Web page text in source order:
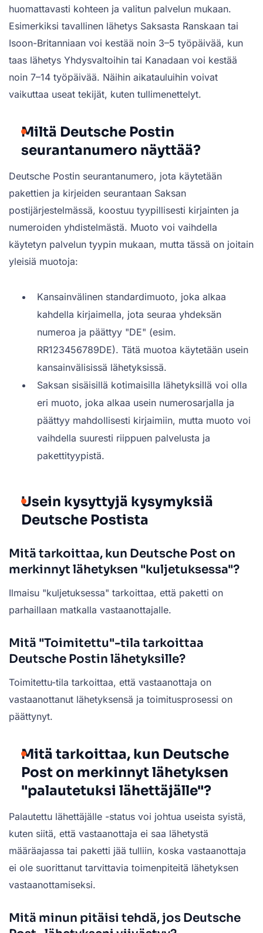
huomattavasti kohteen ja valitun palvelun mukaan.
Esimerkiksi tavallinen lähetys Saksasta Ranskaan tai
Isoon-Britanniaan voi kestää noin 3–5 työpäivää, kun
taas lähetys Yhdysvaltoihin tai Kanadaan voi kestää
noin 7–14 työpäivää. Näihin aikatauluihin voivat
vaikuttaa useat tekijät, kuten tullimenettelyt.
Miltä Deutsche Postin
seurantanumero näyttää?
Deutsche Postin seurantanumero, jota käytetään
pakettien ja kirjeiden seurantaan Saksan
postijärjestelmässä, koostuu tyypillisesti kirjainten ja
numeroiden yhdistelmästä. Muoto voi vaihdella
käytetyn palvelun tyypin mukaan, mutta tässä on joitain
yleisiä muotoja:
Kansainvälinen standardimuoto, joka alkaa
kahdella kirjaimella, jota seuraa yhdeksän
numeroa ja päättyy "DE" (esim.
RR123456789DE). Tätä muotoa käytetään usein
kansainvälisissä lähetyksissä.
Saksan sisäisillä kotimaisilla lähetyksillä voi olla
eri muoto, joka alkaa usein numerosarjalla ja
päättyy mahdollisesti kirjaimiin, mutta muoto voi
vaihdella suuresti riippuen palvelusta ja
pakettityypistä.
Usein kysyttyjä kysymyksiä
Deutsche Postista
Mitä tarkoittaa, kun Deutsche Post on
merkinnyt lähetyksen "kuljetuksessa"?
Ilmaisu "kuljetuksessa" tarkoittaa, että paketti on
parhaillaan matkalla vastaanottajalle.
Mitä "Toimitettu"-tila tarkoittaa
Deutsche Postin lähetyksille?
Toimitettu-tila tarkoittaa, että vastaanottaja on
vastaanottanut lähetyksensä ja toimitusprosessi on
päättynyt.
Mitä tarkoittaa, kun Deutsche
Post on merkinnyt lähetyksen
"palautetuksi lähettäjälle"?
Palautettu lähettäjälle -status voi johtua useista syistä,
kuten siitä, että vastaanottaja ei saa lähetystä
määräajassa tai paketti jää tulliin, koska vastaanottaja
ei ole suorittanut tarvittavia toimenpiteitä lähetyksen
vastaanottamiseksi.
Mitä minun pitäisi tehdä, jos Deutsche